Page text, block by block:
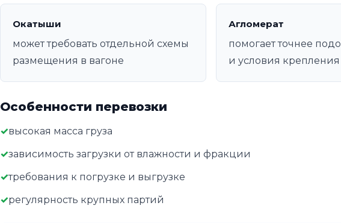
Окатыши
может требовать отдельной схемы
размещения в вагоне
Агломерат
помогает точнее
и условия крепления
Особенности перевозки
высокая масса груза
зависимость загрузки от влажности и фракции
требования к погрузке и выгрузке
регулярность крупных партий